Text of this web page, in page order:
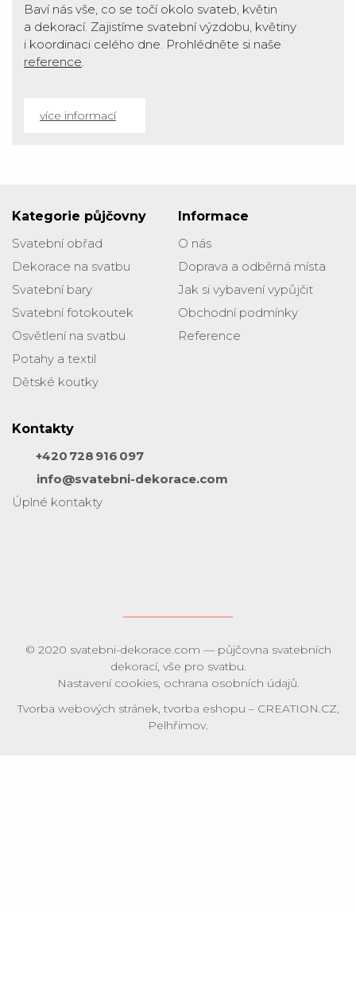
Baví nás vše, co se točí okolo svateb, květin
a dekorací. Zajistíme svatební výzdobu, květiny
i koordinaci celého dne. Prohlédněte si naše
reference
více informací
Kategorie půjčovny
Svatební obřad
Dekorace na svatbu
Svatební bary
Svatební fotokoutek
Osvětlení na svatbu
Potahy a textil
Dětské koutky
Informace
O nás
Doprava a odběrná místa
Jak si vybavení vypůjčit
Obchodní podmínky
Reference
Kontakty
+420 728 916 097
info@svatebni-dekorace.com
Úplné kontakty
© 2020 svatebni-dekorace.com — půjčovna svatebních
dekorací, vše pro svatbu.
Nastavení cookies, ochrana osobních údajů.
Tvorba webových stránek, tvorba eshopu – CREATION.CZ,
Pelhřimov.